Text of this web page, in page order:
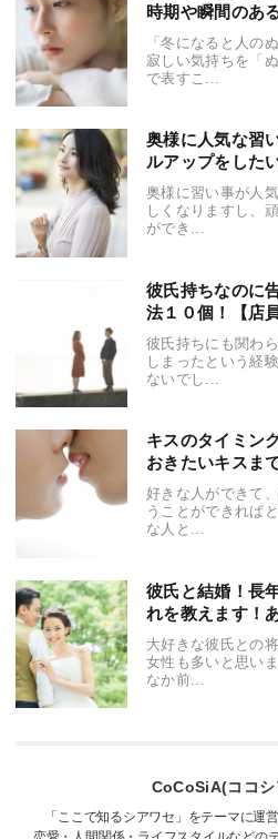
時期や瞬間のあ
「冬になると人の
寂しい気持ちを「
で表すこ...
奥様に人気な習
ルアップをした
奥様に習い事が人
しくなりますし、
ができ...
彼氏持ちなのに
法１０個！【店
彼氏持ちにも関わ
しまったという経
ないでし...
キスのタイミン
おきたいキスま
好きな人ができて
うことができれば
な人と...
彼氏と結婚！長
れを教えます！
大好きな彼氏との
女性も多いと思い
なか前...
CoCoSiA(ココシ
「ここで知るシアワセ」をテーマに運